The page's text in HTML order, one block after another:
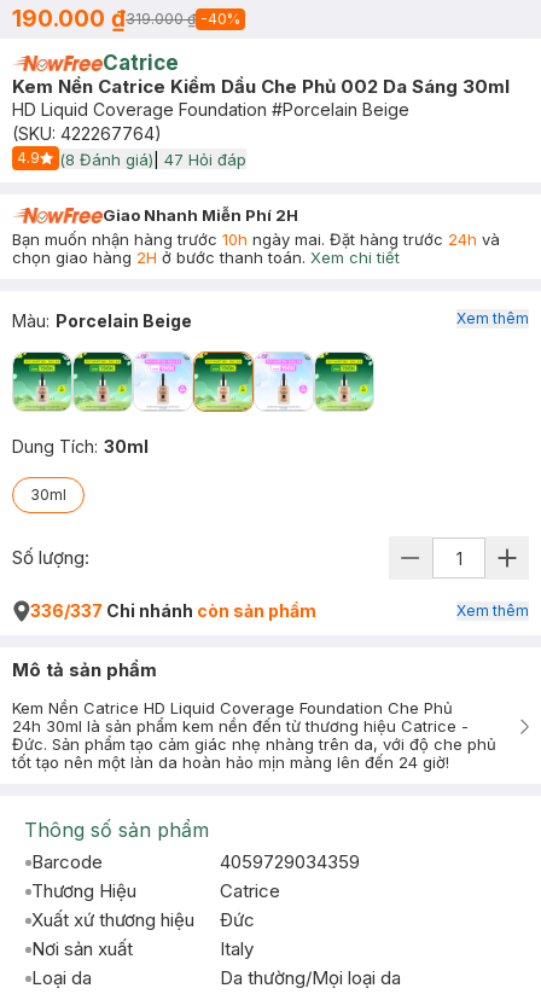
190.000 ₫319.000 ₫ -40%
Catrice
Kem Nền Catrice Kiềm Dầu Che Phủ 002 Da Sáng 30ml
HD Liquid Coverage Foundation #Porcelain Beige
(SKU: 422267764)
4.9
Start Icon
(8 Đánh giá) 47 Hỏi đáp
Giao Nhanh Miễn Phí 2H
Bạn muốn nhận hàng trước 10h ngày mai. Đặt hàng trước 24h và
chọn giao hàng 2H ở bước thanh toán. Xem chi tiết
Màu: Porcelain Beige
Dung Tích: 30ml
30ml
Xem thêm
Số lượng:
336/337 Chi nhánh còn sản phẩm Xem thêm
Mô tả sản phẩm
Kem Nền Catrice HD Liquid Coverage Foundation Che Phủ
24h 30ml là sản phẩm kem nền đến từ thương hiệu Catrice -
Đức. Sản phẩm tạo cảm giác nhẹ nhàng trên da, với độ che phủ
tốt tạo nên một làn da hoàn hảo mịn màng lên đến 24 giờ!
Thông số sản phẩm
Barcode
4059729034359
Thương Hiệu
Catrice
Xuất xứ thương hiệu
Ðức
Nơi sản xuất
Italy
Loại da
Da thường/Mọi loại da